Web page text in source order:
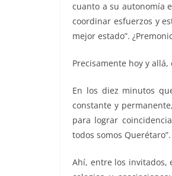
cuanto a su autonomía
coordinar esfuerzos y
mejor estado”.
Precisamente hoy y
En los diez minutos
constante y
para lograr
todos somos Querétaro”.
Ahí, entre los invitados,